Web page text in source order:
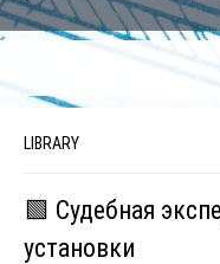
LIBRARY
🟩 Судебная
установки